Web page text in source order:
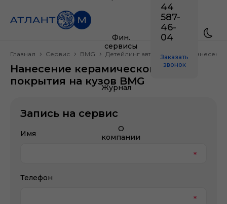
Фин.
сервисы
Журнал
О
компании
44
587-
46-
04
Заказать
звонок
Главная Сервис BMG Детейлинг автомобиля
Нанесение керамического
покрытия на кузов BMG
Запись на сервис
Имя
Телефон